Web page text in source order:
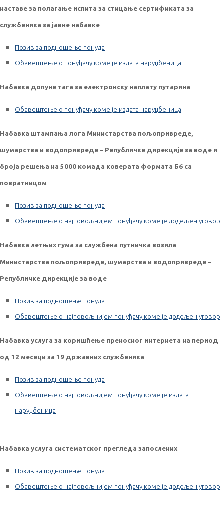
наставе за полагање испита за стицање сертификата за
службеника за јавне набавке
Позив за подношење понуда
Обавештење о понуђачу коме је издата наруџбеница
Набавка допуне тага за електронску наплату путарина
Обавештење о понуђачу коме је издата наруџбеница
Набавка штампања лога Министарства пољопривреде,
шумарства и водопривреде – Републичке дирекције за воде и
броја решења на 5000 комада коверата формата Б6 са
повратницом
Позив за подношење понуда
Обавештење о најповољнијем понуђачу коме је додељен уговор
Набавка летњих гума за службена путничка возила
Министарства пољопривреде, шумарства и водопривреде –
Републичке дирекције за воде
Позив за подношење понуда
Обавештење о најповољнијем понуђачу коме је додељен уговор
Набавка услуга за коришћење преносног интернета на период
од 12 месеци за 19 државних службеника
Позив за подношење понуда
Обавештење о најповољнијем понуђачу коме је издата
наруџбеница
Набавка услуга систематског прегледа запослених
Позив за подношење понуда
Обавештење о најповољнијем понуђачу коме је додељен уговор